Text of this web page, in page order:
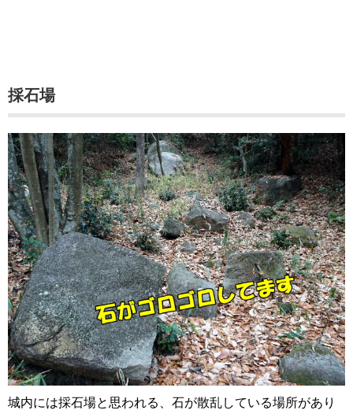
採石場
城内には採石場と思われる、石が散乱している場所があり